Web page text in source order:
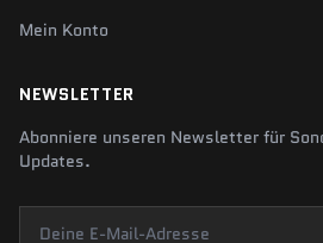
Mein Konto
NEWSLETTER
Abonniere unseren Newsletter für
Updates.
Deine E-Mail-Adresse